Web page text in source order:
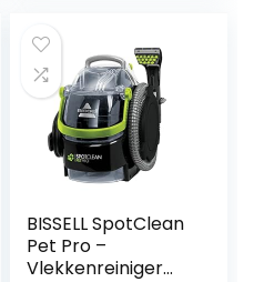
BISSELL SpotClean
Pet Pro –
Vlekkenreiniger